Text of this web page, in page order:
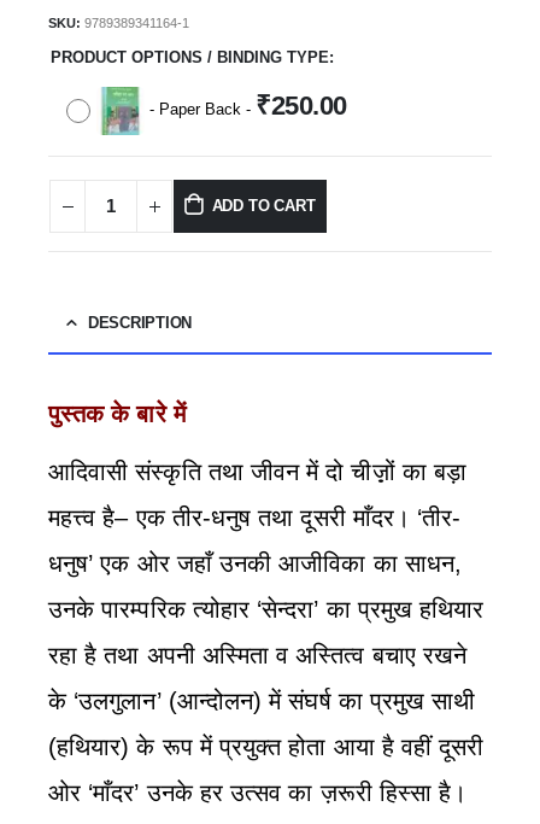
SKU: 9789389341164-1
PRODUCT OPTIONS / BINDING TYPE
- Paper Back - ₹250.00
ADD TO CART
DESCRIPTION
पुस्तक के बारे में
आदिवासी संस्कृति तथा जीवन में दो चीज़़ों का बड़ा
महत्त्व है– एक तीर-धनुष तथा दूसरी माँदर। ‘तीर-
धनुष’ एक ओर जहाँ उनकी आजीविका का साधन,
उनके पारम्परिक त्योहार ‘सेन्दरा’ का प्रमुख हथियार
रहा है तथा अपनी अस्मिता व अस्तित्व बचाए रखने
के ‘उलगुलान’ (आन्दोलन) में संघर्ष का प्रमुख साथी
(हथियार) के रूप में प्रयुक्त होता आया है वहीं दूसरी
ओर ‘माँदर’ उनके हर उत्सव का ज़रूरी हिस्सा है।